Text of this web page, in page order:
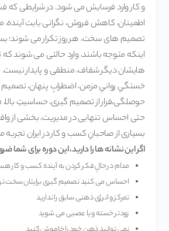
و کار وارد فرسایش می شود. در شرایطی که
اطمینان، کاهش فروش، نگرانی بابت
تصمیم های سخت، هر روز تکرار می شوند؛
اینکه متوجه باشند، وارد حالتی می شوند
هایشان دیگر شفاف، منطقی و پایدار نیست.
خستگیِ روانیِ مزمن، اضطرابِ پنهان،
حوصلگی،فرار از تصمیم گیری، حساسیتِ
حتی احساس تنهایی در مدیریت، بخشی از
بسیاری از صاحبانِ کسب و کار در ایران تجربه
اگر این نشانه ها را دارید، این دوره برای شما
مدام در حالِ فکر کردن به آینده کسب و کار
احساس می کنید تصمیم گیری برایتان سخت
تمرکز و انرژی ذهنی سابق را ندارید
زودتر خسته و یا عصبی می شوید